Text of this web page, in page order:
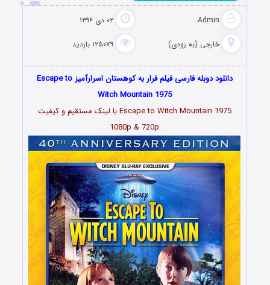
Admin ۰۲ دی ۱۳۹۶
خارجی (به زودی) ۱۲۵۰۷۹ بازدید
دانلود دوبله فارسی فیلم فرار به کوهستان اسرارآمیز Escape to
Witch Mountain 1975
Escape to Witch Mountain 1975 با لینک مستقیم و کیفیت
1080p & 720p